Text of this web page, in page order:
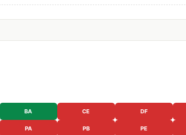
BA CE DF
PA PB PE